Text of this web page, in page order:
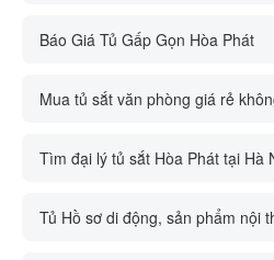
Báo Giá Tủ Gấp Gọn Hòa Phát
Mua tủ sắt văn phòng giá rẻ
Tìm đại lý tủ sắt Hòa Phát tại Hà
Tủ Hồ sơ di động, sản phẩm nội